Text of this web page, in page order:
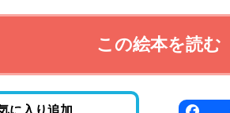
この絵本を読む